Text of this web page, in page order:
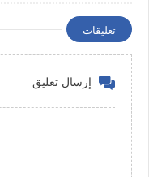
تعليقات
إرسال تعليق